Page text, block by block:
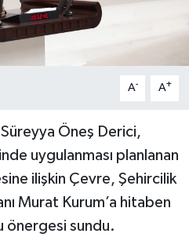
A- A+
Öneş Derici,
uygulanması planlanan
ilişkin Çevre, Şehircilik
Murat Kurum’a hitaben
önergesi sundu.